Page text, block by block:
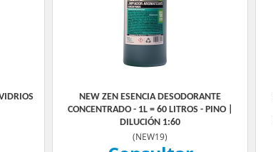
NEW ZEN ESENCIA DESODORANTE
CONCENTRADO - 1L = 60 LITROS - PINO |
DILUCIÓN 1:60
(NEW19)